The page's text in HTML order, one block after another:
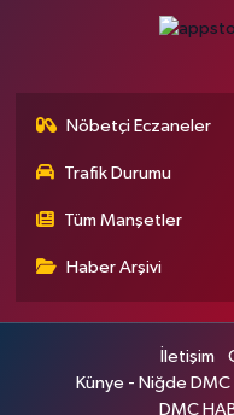
Nöbetçi Eczaneler
Trafik Durumu
Tüm Manşetler
Haber Arşivi
İletişim
Künye - Niğde DMC
DMC